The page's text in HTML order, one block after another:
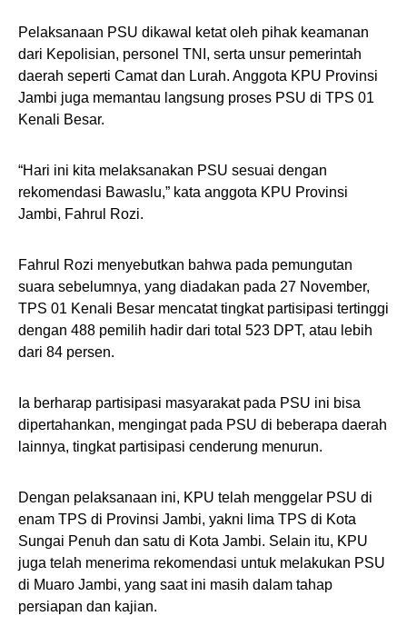
Pelaksanaan PSU dikawal ketat oleh pihak keamanan
dari Kepolisian, personel TNI, serta unsur pemerintah
daerah seperti Camat dan Lurah. Anggota KPU Provinsi
Jambi juga memantau langsung proses PSU di TPS 01
Kenali Besar.
“Hari ini kita melaksanakan PSU sesuai dengan
rekomendasi Bawaslu,” kata anggota KPU Provinsi
Jambi, Fahrul Rozi.
Fahrul Rozi menyebutkan bahwa pada pemungutan
suara sebelumnya, yang diadakan pada 27 November,
TPS 01 Kenali Besar mencatat tingkat partisipasi tertinggi
dengan 488 pemilih hadir dari total 523 DPT, atau lebih
dari 84 persen.
Ia berharap partisipasi masyarakat pada PSU ini bisa
dipertahankan, mengingat pada PSU di beberapa daerah
lainnya, tingkat partisipasi cenderung menurun.
Dengan pelaksanaan ini, KPU telah menggelar PSU di
enam TPS di Provinsi Jambi, yakni lima TPS di Kota
Sungai Penuh dan satu di Kota Jambi. Selain itu, KPU
juga telah menerima rekomendasi untuk melakukan PSU
di Muaro Jambi, yang saat ini masih dalam tahap
persiapan dan kajian.